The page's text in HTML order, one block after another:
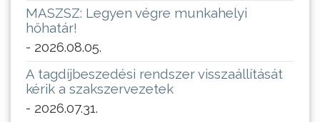
MASZSZ: Legyen végre munkahelyi
hőhatár!
- 2026.08.05.
A tagdíjbeszedési rendszer visszaállítását
kérik a szakszervezetek
- 2026.07.31.